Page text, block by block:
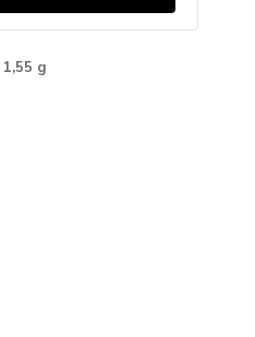
1,55 g